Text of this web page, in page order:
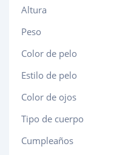
Altura
Peso
Color de pelo
Estilo de pelo
Color de ojos
Tipo de cuerpo
Cumpleaños